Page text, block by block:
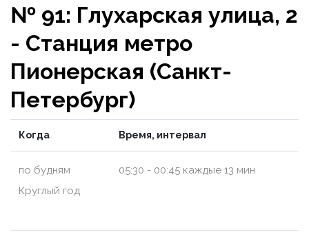
№ 91: Глухарская улица, 2
- Станция метро
Пионерская (Санкт-
Петербург)
Когда Время, интервал
по будням
Круглый год
05:30 - 00:45 каждые 13 мин